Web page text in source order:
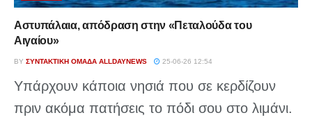
Αστυπάλαια, απόδραση στην «Πεταλούδα του
Αιγαίου»
BY ΣΥΝΤΑΚΤΙΚΉ ΟΜΆΔΑ ALLDAYNEWS 25-06-26 12:54
Υπάρχουν κάποια νησιά που σε κερδίζουν
πριν ακόμα πατήσεις το πόδι σου στο λιμάνι.